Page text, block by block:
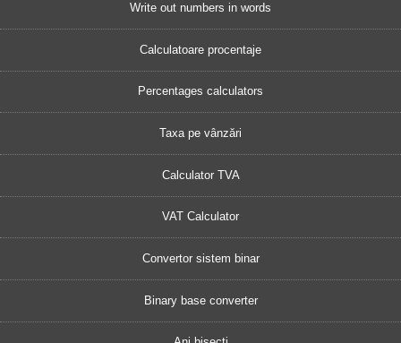
Write out numbers in words
Calculatoare procentaje
Percentages calculators
Taxa pe vânzări
Calculator TVA
VAT Calculator
Convertor sistem binar
Binary base converter